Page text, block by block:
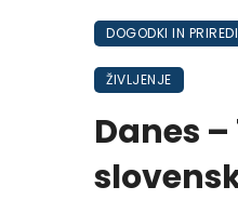
DOGODKI IN
ŽIVLJENJE
Danes –